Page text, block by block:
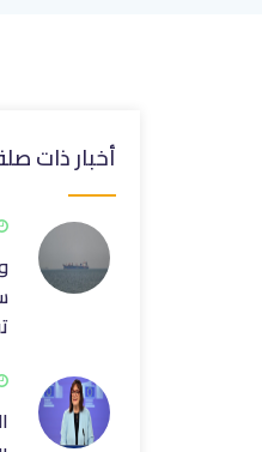
أخبار ذات